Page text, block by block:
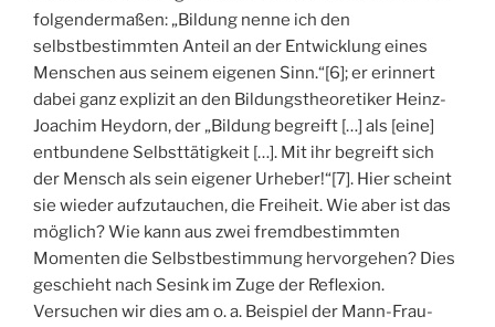
folgendermaßen: „Bildung nenne ich den
selbstbestimmten Anteil an der Entwicklung eines
Menschen aus seinem eigenen Sinn.“[6]; er erinnert
dabei ganz explizit an den Bildungstheoretiker Heinz-
Joachim Heydorn, der „Bildung begreift […] als [eine]
entbundene Selbsttätigkeit […]. Mit ihr begreift sich
der Mensch als sein eigener Urheber!“[7]. Hier scheint
sie wieder aufzutauchen, die Freiheit. Wie aber ist das
möglich? Wie kann aus zwei fremdbestimmten
Momenten die Selbstbestimmung hervorgehen? Dies
geschieht nach Sesink im Zuge der Reflexion.
Versuchen wir dies am o. a. Beispiel der Mann-Frau-